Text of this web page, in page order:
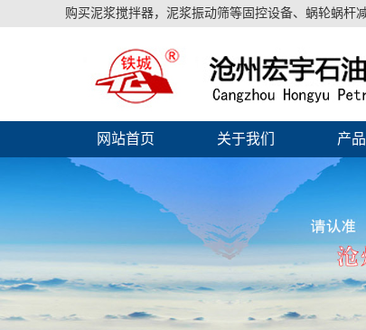
购买泥浆搅拌器，泥浆振动筛等固控设备、蜗轮蜗杆
网站首页 关于我们 产